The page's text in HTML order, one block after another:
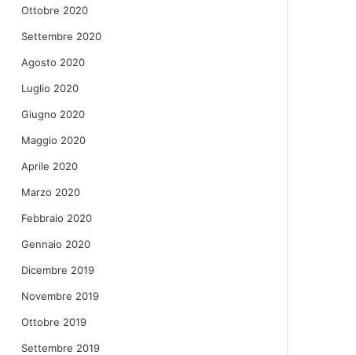
Ottobre 2020
Settembre 2020
Agosto 2020
Luglio 2020
Giugno 2020
Maggio 2020
Aprile 2020
Marzo 2020
Febbraio 2020
Gennaio 2020
Dicembre 2019
Novembre 2019
Ottobre 2019
Settembre 2019